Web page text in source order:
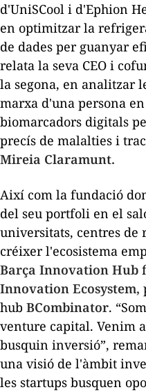
d'UniSCool i d'Ephion
en optimitzar la
de dades per guanyar
relata la seva CEO i
la segona, en analitzar
marxa d'una persona
biomarcadors digitals
precís de malalties i
Mireia Claramunt.
Així com la fundació
del seu portfoli en el
universitats, centres de
créixer l'ecosistema
Barça Innovation Hub
Innovation Ecosystem,
hub BCombinator.
venture capital. Venim
busquin inversió”,
una visió de l'àmbit
les startups busquen